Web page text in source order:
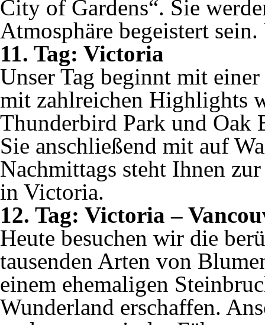
City of Gardens“. Sie
Atmosphäre begeistert
11. Tag: Victoria
Unser Tag beginnt mit
mit zahlreichen Highlights
Thunderbird Park und Oak
Sie anschließend mit auf
Nachmittags steht Ihnen
in Victoria.
12. Tag: Victoria –
Heute besuchen wir die
tausenden Arten von
einem ehemaligen
Wunderland erschaffen.